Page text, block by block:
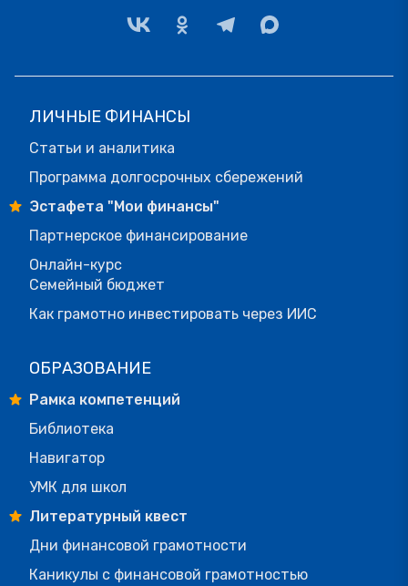
ЛИЧНЫЕ ФИНАНСЫ
Статьи и аналитика
Программа долгосрочных сбережений
Эстафета "Мои финансы"
Партнерское финансирование
Онлайн-курс
Семейный бюджет
Как грамотно инвестировать через ИИС
ОБРАЗОВАНИЕ
Рамка компетенций
Библиотека
Навигатор
УМК для школ
Литературный квест
Дни финансовой грамотности
Каникулы с финансовой грамотностью